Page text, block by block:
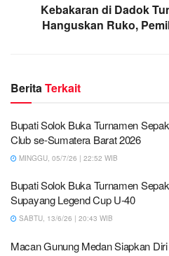
Kebakaran di Dadok
Hanguskan Ruko,
Berita Terkait
Bupati Solok Buka Turnamen
Club se-Sumatera Barat 2026
MINGGU, 05/7/26 | 22:52 WIB
Bupati Solok Buka Turnamen
Supayang Legend Cup U-40
SABTU, 13/6/26 | 20:43 WIB
Macan Gunung Medan Siapkan